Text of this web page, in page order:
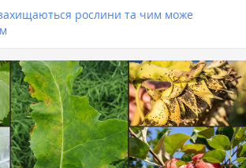
захищаються рослини та чим може